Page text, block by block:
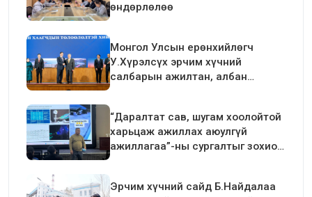
өндөрлөлөө
Монгол Улсын ерөнхийлөгч
У.Хүрэлсүх эрчим хүчний
салбарын ажилтан, албан
“Даралтат сав, шугам хоолойтой
харьцаж ажиллах аюулгүй
ажиллагаа”-ны сургалтыг зохион
Эрчим хүчний сайд Б.Найдалаа